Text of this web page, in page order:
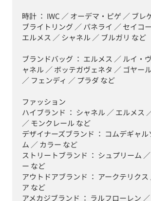
時計 ： IWC ／ オーデマ・ピゲ ／ ブレ
ブライトリング ／ パネライ ／ セイコ
エルメス ／ シャネル ／ ブルガリ など
ブランドバッグ ： エルメス ／ ルイ・
ャネル ／ ボッテガヴェネタ ／ ゴヤー
／ フェンディ ／ プラダ など
ファッション
ハイブランド ： シャネル ／ エルメス
／ モンクレール など
デザイナーズブランド ： コムデギャル
ム ／ カラー など
ストリートブランド ： シュプリーム
ー など
アウトドアブランド ： アークテリクス
ア など
アメカジブランド ： ラルフローレン